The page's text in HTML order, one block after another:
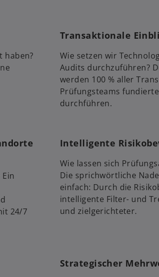
haben?
Transaktionale
Wie setzen wir
Audits durchzuführen?
werden 100 % aller
Prüfungsteams
durchführen.
24/7
Intelligente
Wie lassen sich
Die sprichwörtliche
einfach: Durch die
intelligente Filter- und
und zielgerichteter.
Strategischer